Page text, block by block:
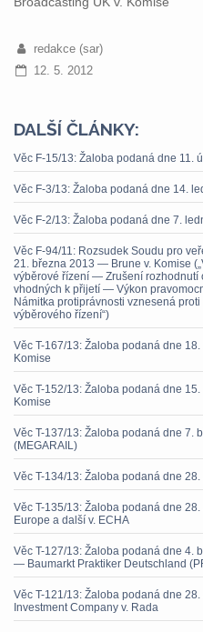
redakce (sar)
12. 5. 2012
DALŠÍ ČLÁNKY:
Věc F-15/13: Žaloba podaná dne 11.
Věc F-3/13: Žaloba podaná dne 14.
Věc F-2/13: Žaloba podaná dne 7.
Věc F-94/11: Rozsudek Soudu pro
21. března 2013 — Brune v. Komise
výběrové řízení — Zrušení rozhodnutí
vhodných k přijetí — Výkon
Námitka protiprávnosti vznesená
výběrového řízení“)
Věc T-167/13: Žaloba podaná dne
Komise
Věc T-152/13: Žaloba podaná dne
Komise
Věc T-137/13: Žaloba podaná dne 7.
(MEGARAIL)
Věc T-134/13: Žaloba podaná dne
Věc T-135/13: Žaloba podaná dne
Europe a další v. ECHA
Věc T-127/13: Žaloba podaná dne 4.
— Baumarkt Praktiker Deutschland
Věc T-121/13: Žaloba podaná dne
Investment Company v. Rada